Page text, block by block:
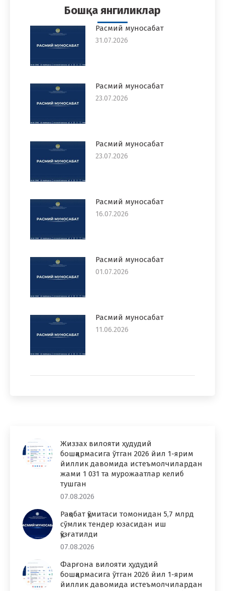
Бошқа янгиликлар
Расмий муносабат
31.07.2026
Расмий муносабат
23.07.2026
Расмий муносабат
23.07.2026
Расмий муносабат
16.07.2026
Расмий муносабат
01.07.2026
Расмий муносабат
11.06.2026
Жиззах вилояти ҳудудий
бошқармасига ўтган 2026 йил 1-ярим
йиллик давомида истеъмолчилардан
жами 1 031 та мурожаатлар келиб
тушган
07.08.2026
Рақобат қўмитаси томонидан 5,7 млрд
сўмлик тендер юзасидан иш
қўзғатилди
07.08.2026
Фарғона вилояти ҳудудий
бошқармасига ўтган 2026 йил 1-ярим
йиллик давомида истеъмолчилардан